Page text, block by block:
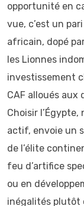
opportunité en
vue, c’est un
africain, dopé
les Lionnes
investissement
CAF alloués aux
Choisir
actif, envoie un
de l’élite
feu d’artifice
ou en
inégalités plutôt